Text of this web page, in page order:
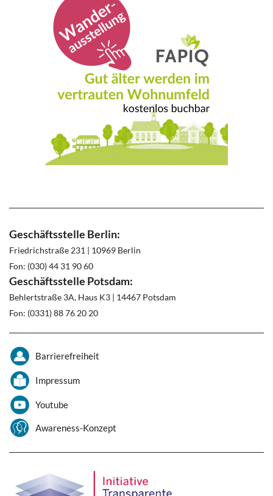
Geschäftsstelle Berlin:
Friedrichstraße 231 | 10969 Berlin
Fon: (030) 44 31 90 60
Geschäftsstelle Potsdam:
Behlertstraße 3A, Haus K3 | 14467 Potsdam
Fon: (0331) 88 76 20 20
Barrierefreiheit
Impressum
Youtube
Awareness-Konzept